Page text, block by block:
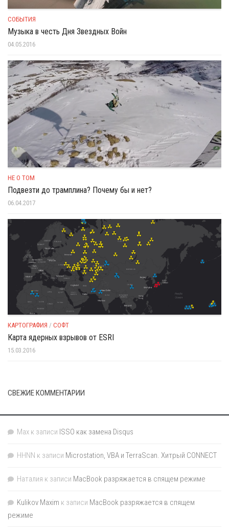
СОБЫТИЯ
Музыка в честь Дня Звездных Войн
04.05.2016
НЕ О ТОМ
Подвезти до трамплина? Почему бы и нет?
06.04.2017
КАРТОГРАФИЯ / СОФТ
Карта ядерных взрывов от ESRI
15.03.2016
СВЕЖИЕ КОММЕНТАРИИ
Max к записи ISSO как замена Disqus
HHNN к записи Microstation, VBA и TerraScan. Хитрый CONNECT
Наталия к записи MacBook разряжается в спящем режиме
Kulikov Maxim к записи MacBook разряжается в спящем
режиме